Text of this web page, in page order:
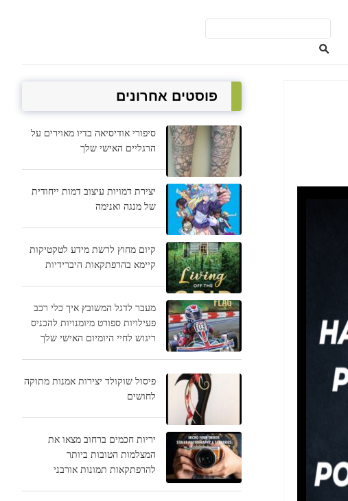
פוסטים אחרונים
סיפורי אודיסיאה בדיו מאוירים על
הרגליים האישי שלך
יצירת דמויות עיצוב דמות ייחודית
של מנגה ואנימה
קיום מחוץ לרשת מידע לטקטיקות
קיימא בהרפתקאות היברידיות
מעבר לדגל המשובץ איך כלי רכב
פעילויות ספורט מיומנויות להכניס
ריגוש לחיי היומיום האישי שלך
פיסול שוקולד יצירות אמנות מתוקה
לחושים
יריות חכמים ברחוב מצאו את
המצלמות הטובות ביותר
להרפתקאות תמונות אורבני